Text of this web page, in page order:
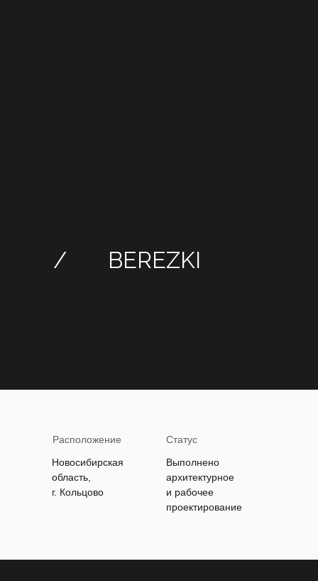
/ BEREZKI
Расположение
Новосибирская
область,
г. Кольцово
Статус
Выполнено
архитектурное
и рабочее
проектирование